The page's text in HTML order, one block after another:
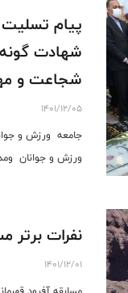
پیام
شهادت گونه
شجاعت و
1401/12/05
جامعه ورزش و
ورزش و جوانان
نفرات برتر
1401/12/01